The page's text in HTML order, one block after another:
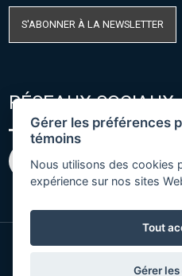
S'ABONNER À LA NEWSLETTER
RÉSEAUX SOCIAUX
© Copyright 2026 COMET
Gérer les préférences
témoins
Nous utilisons des cookies
expérience sur nos sites
Tout
Gérer